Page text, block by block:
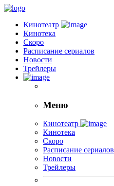
Кинотеатр
Кинотека
Скоро
Расписание сериалов
Новости
Трейлеры
Меню
Кинотеатр
Кинотека
Скоро
Расписание сериалов
Новости
Трейлеры